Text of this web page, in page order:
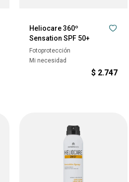
Heliocare 360º
Sensation SPF 50+
Fotoprotección
Mi necesidad
$ 2.747